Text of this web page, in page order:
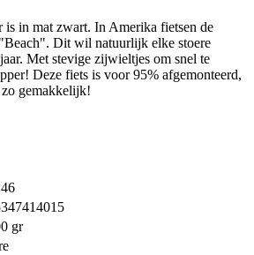
in mat zwart. In Amerika fietsen de
Dit wil natuurlijk elke stoere
Met stevige zijwieltjes om snel te
Deze fiets is voor 95% afgemonteerd,
gemakkelijk!
gr